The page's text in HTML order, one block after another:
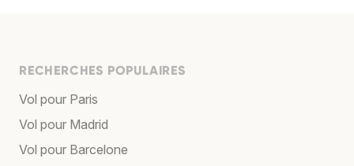
RECHERCHES POPULAIRES
Vol pour Paris
Vol pour Madrid
Vol pour Barcelone